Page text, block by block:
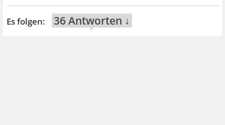
36 Antworten ↓